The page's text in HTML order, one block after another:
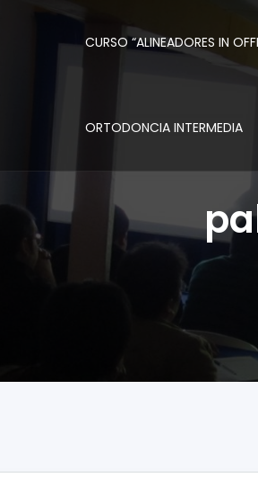
CURSO “ALINEADORES IN
ORTODONCIA INTERMEDIA